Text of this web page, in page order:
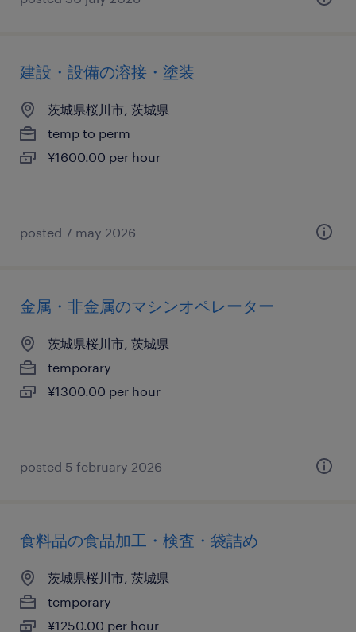
建設・設備の溶接・塗装
茨城県桜川市, 茨城県
temp to perm
¥1600.00 per hour
posted 7 may 2026
金属・非金属のマシンオペレーター
茨城県桜川市, 茨城県
temporary
¥1300.00 per hour
posted 5 february 2026
食料品の食品加工・検査・袋詰め
茨城県桜川市, 茨城県
temporary
¥1250.00 per hour